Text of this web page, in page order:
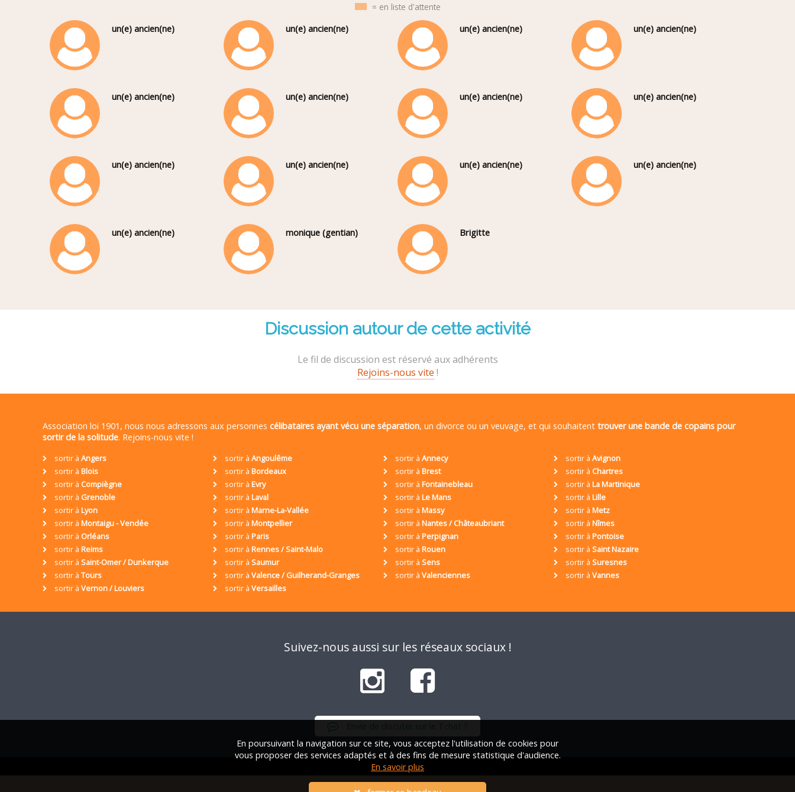
= en liste d'attente
un(e) ancien(ne)
un(e) ancien(ne) un(e) ancien(ne) un(e) ancien(ne)
un(e) ancien(ne) un(e) ancien(ne) un(e) ancien(ne) un(e) ancien(ne)
un(e) ancien(ne) un(e) ancien(ne) un(e) ancien(ne) un(e) ancien(ne)
un(e) ancien(ne) monique (gentian) Brigitte
Discussion autour de cette activité
Le fil de discussion est réservé aux adhérents
Rejoins-nous vite !
Association loi 1901, nous nous adressons aux personnes célibataires ayant vécu une séparation, un divorce ou un veuvage, et qui souhaitent trouver une bande de copains pour
sortir de la solitude. Rejoins-nous vite !
sortir à Angers sortir à Angoulême sortir à Annecy sortir à Avignon
sortir à Blois sortir à Bordeaux sortir à Brest sortir à Chartres
sortir à Compiègne sortir à Evry sortir à Fontainebleau sortir à La Martinique
sortir à Grenoble sortir à Laval sortir à Le Mans sortir à Lille
sortir à Lyon sortir à Marne-La-Vallée sortir à Massy sortir à Metz
sortir à Montaigu - Vendée sortir à Montpellier sortir à Nantes / Châteaubriant sortir à Nîmes
sortir à Orléans sortir à Paris sortir à Perpignan sortir à Pontoise
sortir à Reims sortir à Rennes / Saint-Malo sortir à Rouen sortir à Saint Nazaire
sortir à Saint-Omer / Dunkerque sortir à Saumur sortir à Sens sortir à Suresnes
sortir à Tours sortir à Valence / Guilherand-Granges sortir à Valenciennes sortir à Vannes
sortir à Vernon / Louviers sortir à Versailles
Suivez-nous aussi sur les réseaux sociaux !
© 2001 / 2026 • Association Française des Solos |Qui sommes-nous ?|FAQ|Mentions légales
En poursuivant la navigation sur ce site, vous acceptez l'utilisation de cookies pour
vous proposer des services adaptés et à des fins de mesure statistique d'audience.
En savoir plus